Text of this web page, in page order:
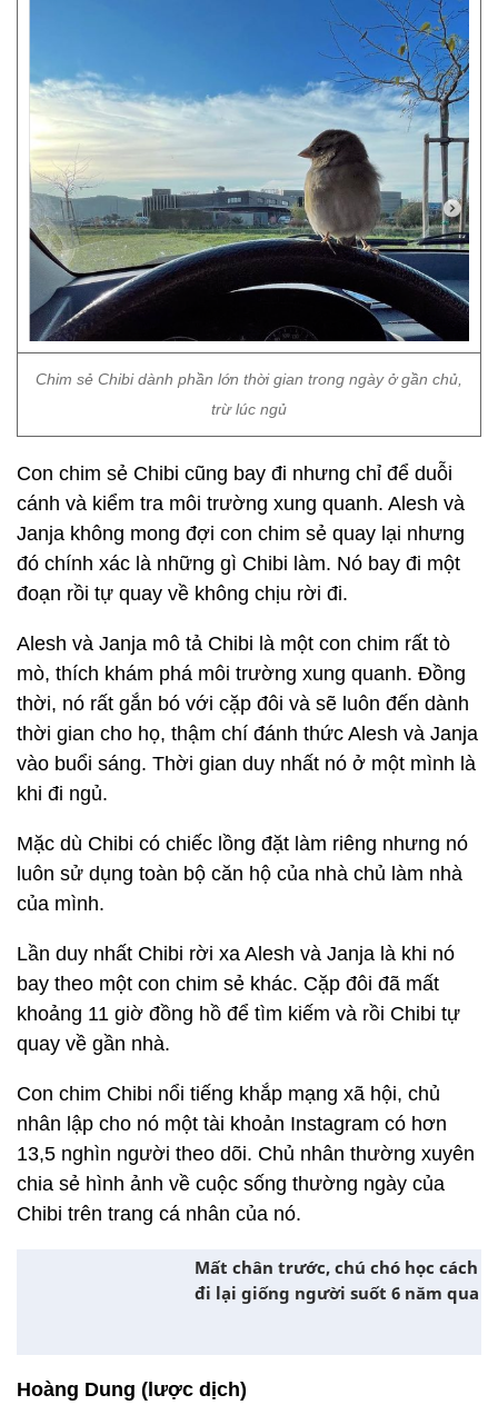
Chim sẻ Chibi dành phần lớn thời gian trong ngày ở gần chủ,
trừ lúc ngủ
Con chim sẻ Chibi cũng bay đi nhưng chỉ để duỗi
cánh và kiểm tra môi trường xung quanh. Alesh và
Janja không mong đợi con chim sẻ quay lại nhưng
đó chính xác là những gì Chibi làm. Nó bay đi một
đoạn rồi tự quay về không chịu rời đi.
Alesh và Janja mô tả Chibi là một con chim rất tò
mò, thích khám phá môi trường xung quanh. Đồng
thời, nó rất gắn bó với cặp đôi và sẽ luôn đến dành
thời gian cho họ, thậm chí đánh thức Alesh và Janja
vào buổi sáng. Thời gian duy nhất nó ở một mình là
khi đi ngủ.
Mặc dù Chibi có chiếc lồng đặt làm riêng nhưng nó
luôn sử dụng toàn bộ căn hộ của nhà chủ làm nhà
của mình.
Lần duy nhất Chibi rời xa Alesh và Janja là khi nó
bay theo một con chim sẻ khác. Cặp đôi đã mất
khoảng 11 giờ đồng hồ để tìm kiếm và rồi Chibi tự
quay về gần nhà.
Con chim Chibi nổi tiếng khắp mạng xã hội, chủ
nhân lập cho nó một tài khoản Instagram có hơn
13,5 nghìn người theo dõi. Chủ nhân thường xuyên
chia sẻ hình ảnh về cuộc sống thường ngày của
Chibi trên trang cá nhân của nó.
Mất chân trước, chú chó học cách
đi lại giống người suốt 6 năm qua
Hoàng Dung (lược dịch)